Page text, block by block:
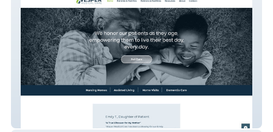
Vesper Medical Care